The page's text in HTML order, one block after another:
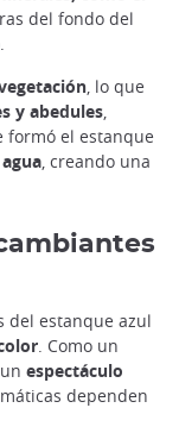
del fondo del
, lo que
y abedules
formó el estanque
, creando una
del estanque azul
. Como un
espectáculo
dependen